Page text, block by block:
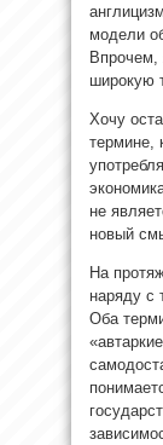
модели
Впрочем,
широкую
Хочу
термине,
не
новый
На
наряду с
Оба